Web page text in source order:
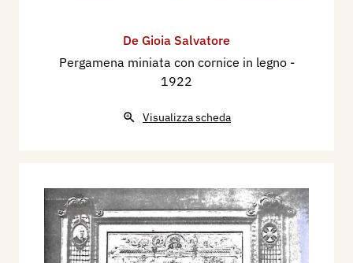
De Gioia Salvatore
Pergamena miniata con cornice in legno -
1922
Visualizza scheda